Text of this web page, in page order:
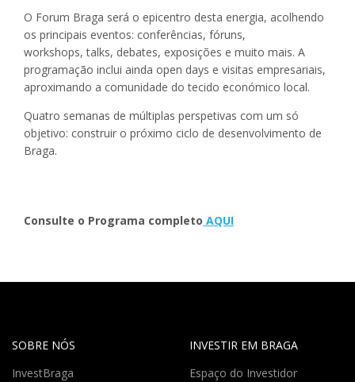
O Forum Braga será o epicentro desta energia, acolhendo
os principais eventos: conferências, fóruns,
workshops, talks, debates, exposições e muito mais. A
programação inclui ainda open days e visitas empresariais,
aproximando a comunidade do tecido económico local.
Quatro semanas de múltiplas perspetivas com um só
objetivo: construir o próximo ciclo de desenvolvimento de
Braga.
Consulte o Programa completo AQUI
SOBRE NÓS
InvestBraga
INVESTIR EM BRAGA
Espaço do Investidor